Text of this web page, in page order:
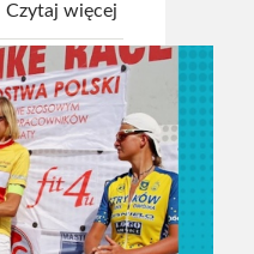
Czytaj więcej